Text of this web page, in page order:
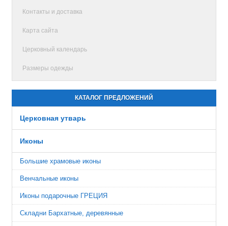
Контакты и доставка
Карта сайта
Церковный календарь
Размеры одежды
КАТАЛОГ ПРЕДЛОЖЕНИЙ
Церковная утварь
Иконы
Большие храмовые иконы
Венчальные иконы
Иконы подарочные ГРЕЦИЯ
Складни Бархатные, деревянные